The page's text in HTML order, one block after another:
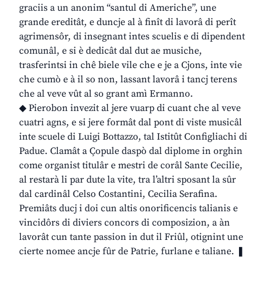
graciis a un anonim “santul di Americhe”, une
grande ereditât, e duncje al à finît di lavorâ di perît
agrimensôr, di insegnant intes scuelis e di dipendent
comunâl, e si è dedicât dal dut ae musiche,
trasferintsi in chê biele vile che e je a Cjons, inte vie
che cumò e à il so non, lassant lavorâ i tancj terens
che al veve vût al so grant amì Ermanno.
◆ Pierobon invezit al jere vuarp di cuant che al veve
cuatri agns, e si jere formât dal pont di viste musicâl
inte scuele di Luigi Bottazzo, tal Istitût Configliachi di
Padue. Clamât a Çopule daspò dal diplome in orghin
come organist titulâr e mestri de corâl Sante Cecilie,
al restarà li par dute la vite, tra l’altri sposant la sûr
dal cardinâl Celso Costantini, Cecilia Serafina.
Premiâts ducj i doi cun altis onorificencis talianis e
vincidôrs di diviers concors di composizion, a àn
lavorât cun tante passion in dut il Friûl, otignint une
cierte nomee ancje fûr de Patrie, furlane e taliane. ❚